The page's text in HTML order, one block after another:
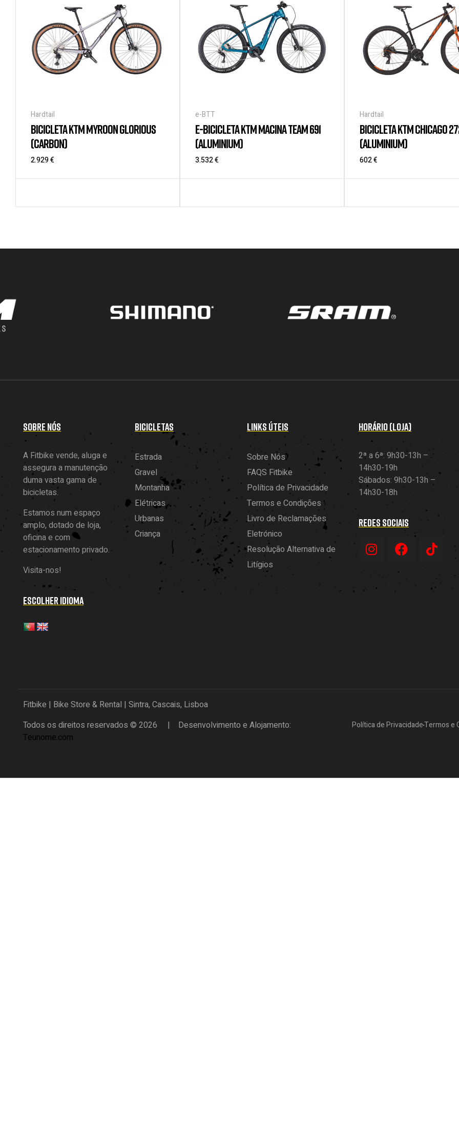
Hardtail
BICICLETA KTM MYROON GLORIOUS
(CARBON)
2.929€
e-BTT
E-BICICLETA KTM MACINA TEAM 691
(ALUMINIUM)
3.532€
Hardtail
BICICLETA KTM CHICAGO
(ALUMINIUM)
602€
SOBRE NÓS
A Fitbike vende, aluga e
assegura a manutenção
duma vasta gama de
bicicletas.
Estamos num espaço
amplo, dotado de loja,
oficina e com
estacionamento privado.
Visita-nos!
ESCOLHER IDIOMA
BICICLETAS
Estrada
Gravel
Montanha
Elétricas
Urbanas
Criança
LINKS ÚTEIS
Sobre Nós
FAQS Fitbike
Política de Privacidade
Termos e Condições
Livro de Reclamações
Eletrónico
Resolução Alternativa de
Litígios
HORÁRIO (LOJA)
2ª a 6ª: 9h30-13h –
14h30-19h
Sábados: 9h30-13h –
14h30-18h
REDES SOCIAIS
Fitbike | Bike Store & Rental | Sintra, Cascais, Lisboa
Todos os direitos reservados © 2026 | Desenvolvimento e Alojamento:
Teunome.com
Política de PrivacidadeTermos e